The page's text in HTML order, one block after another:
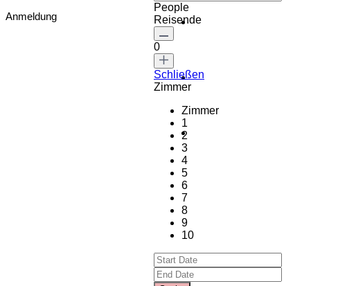
Anmeldung
People
Reisende
0
Schließen
Zimmer
Zimmer
1
2
3
4
5
6
7
8
9
10